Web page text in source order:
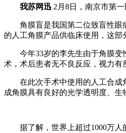
我苏网迅 2月8日，南京市第
角膜盲是我国第二位致盲性眼病
的人工角膜产品供临床使用，这部
今年33岁的李先生由于角膜变性
术，术后患者无不良反应，视力有
在此次手术中使用的人工合成角
成角膜具有良好的光学透明度、
据了解，世界上超过1000万人